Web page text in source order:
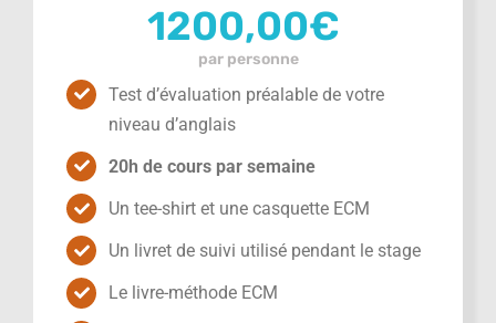
1200,00€
par personne
Test d’évaluation préalable de votre
niveau d’anglais
20h de cours par semaine
Un tee-shirt et une casquette ECM
Un livret de suivi utilisé pendant le stage
Le livre-méthode ECM